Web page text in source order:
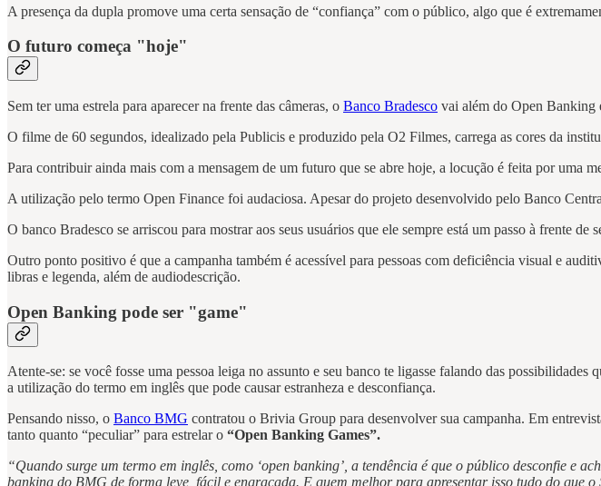
A presença da dupla promove uma certa sensação de “confiança” com o público, algo que é
O futuro começa "hoje"
Sem ter uma estrela para aparecer na frente das câmeras, o Banco Bradesco vai além do Open Banking
O filme de 60 segundos, idealizado pela Publicis e produzido pela O2 Filmes, carrega as cores da
Para contribuir ainda mais com a mensagem de um futuro que se abre hoje, a locução é feita por uma
A utilização pelo termo Open Finance foi audaciosa. Apesar do projeto desenvolvido pelo Banco
O banco Bradesco se arriscou para mostrar aos seus usuários que ele sempre está um passo à frente de
Outro ponto positivo é que a campanha também é acessível para pessoas com deficiência visual e
libras e legenda, além de audiodescrição.
Open Banking pode ser "game"
Atente-se: se você fosse uma pessoa leiga no assunto e seu banco te ligasse falando das
a utilização do termo em inglês que pode causar estranheza e desconfiança.
Pensando nisso, o Banco BMG contratou o Brivia Group para desenvolver sua campanha. Em
tanto quanto “peculiar” para estrelar o “Open Banking Games”.
“Quando surge um termo em inglês, como ‘open banking’, a tendência é que o público desconfie e
banking do BMG de forma leve, fácil e engraçada. E quem melhor para apresentar isso tudo do que